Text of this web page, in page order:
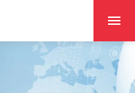
À PROPOS DE
PRODUITS